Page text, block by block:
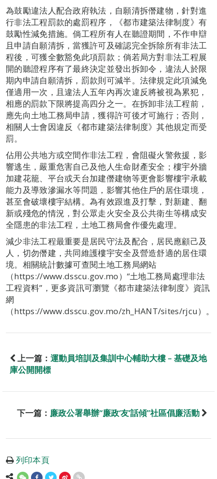
為鼓勵違法人配合政府執法，自願清拆僭建物，針對進
行非法工程罰款的處罰程序，《都市建築法律制度》有
鼓勵性減免措施。倘工程所有人在聽證期間，不作申辯
且申請自願清拆，當獲許可及確認完全拆除所有非法工
程後，可獲全數豁免此項罰款；倘若局方對非法工程展
開的聽證程序有了最終決定並發出拆卸令，違法人於限
期內申請自願清拆，罰款則可減半。法律規定此項減免
僅適用一次，且違法人五年內再次違反將被視為累犯，
相應的罰款下限將提高四分之一。在拆卸非法工程前，
應先向土地工務局申請，獲得許可後才可施行；否則，
相關人士會因違反《都市建築法律制度》其他規定而受
罰。
佔用公共地方或空間作非法工程，會阻礙火警救援，影
響逃生，嚴重危害自己及他人生命財產安全；樓宇外牆
加建花籠、平台或天台加建僭建物等更會影響樓宇承載
能力及導致滲漏水等問題，影響其他住戶的居住環境，
甚至會破壞樓宇結構。為有效跟進及打擊，對新建、翻
新或殘危的情況，對公眾走火安全及公共衛生等構成安
全隱患的非法工程，土地工務局會作優先處理。
減少非法工程最重要是居民守法及配合，居民應顧己及
人，切勿僭建，共同維護樓宇安全及營造舒適的居住環
境。相關統計數據可查閱土地工務局網站
（https://www.dsscu.gov.mo）“土地工務局處理非法
工程資料”，更多資訊可瀏覽《都市建築法律制度》資訊
網
（https://www.dsscu.gov.mo/zh_HANT/sites/rjcu）。
上一篇： 運動員培訓及集訓中心輔助大樓 – 基礎及地
庫公開開標
下一篇： 廉政公署舉辦“廉政‘友’話傾”社區倡廉活動
列印本頁